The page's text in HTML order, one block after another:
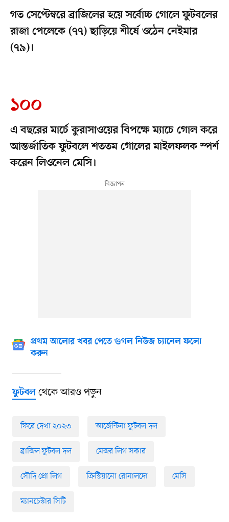
গত সেপ্টেম্বরে ব্রাজিলের হয়ে সর্বোচ্চ গোলে ফুটবলের
রাজা পেলেকে (৭৭) ছাড়িয়ে শীর্ষে ওঠেন নেইমার
(৭৯)।
১০০
এ বছরের মার্চে কুরাসাওয়ের বিপক্ষে ম্যাচে গোল করে
আন্তর্জাতিক ফুটবলে শততম গোলের মাইলফলক স্পর্শ
করেন লিওনেল মেসি।
প্রথম আলোর খবর পেতে গুগল নিউজ চ্যানেল ফলো
করুন
ফুটবলথেকে আরও পড়ুন
ফিরে দেখা ২০২৩ আর্জেন্টিনা ফুটবল দল
ব্রাজিল ফুটবল দল মেজর লিগ সকার
সৌদি প্রো লিগ ক্রিস্টিয়ানো রোনালদো মেসি
ম্যানচেস্টার সিটি